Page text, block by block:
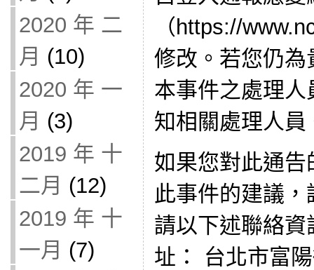
2020 年 二
月 (10)
2020 年 一
月 (3)
2019 年 十
二月 (12)
2019 年 十
一月 (7)
（https://
修改。若您仍
本事件之處理
知相關處理人員
如果您對此通
此事件的建議
請以下述聯絡
址： 台北市富